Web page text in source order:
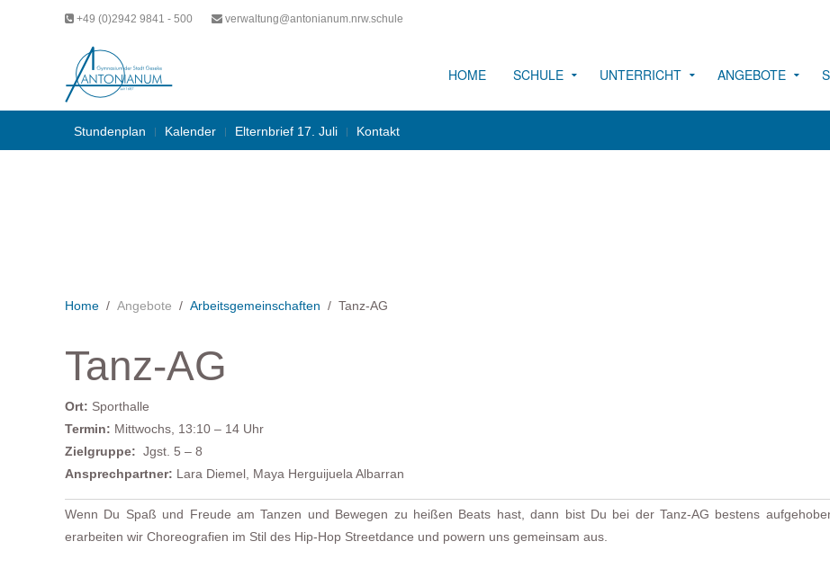
+49 (0)2942 9841 - 500 verwaltung@antonianum.nrw.schule
HOME SCHULE UNTERRICHT ANGEBOTE
Stundenplan Kalender Elternbrief 17. Juli Kontakt
Home Angebote Arbeitsgemeinschaften Tanz-AG
Tanz-AG
Ort: Sporthalle
Termin: Mittwochs, 13:10 – 14 Uhr
Zielgruppe: Jgst. 5 – 8
Ansprechpartner: Lara Diemel, Maya Herguijuela Albarran
Wenn Du Spaß und Freude am Tanzen und Bewegen zu heißen Beats hast, dann bist Du bei der Tanz-AG bestens
erarbeiten wir Choreografien im Stil des Hip-Hop Streetdance und powern uns gemeinsam aus.